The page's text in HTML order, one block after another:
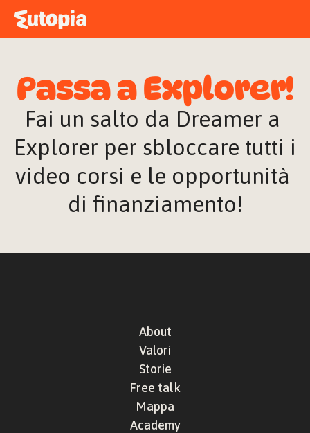
STORIE
FREE TALK
ACCEDI
Passa a Explorer!
Fai un salto da Dreamer a
Explorer per sbloccare tutti i
video corsi e le opportunità
di finanziamento!
About
Valori
Storie
Free talk
Mappa
Academy